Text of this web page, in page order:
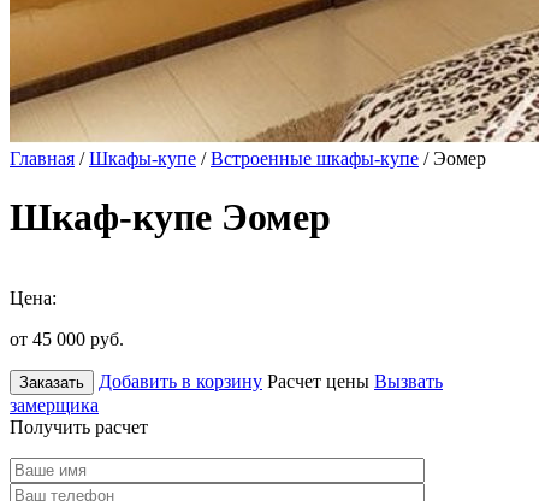
Главная /Шкафы-купе /Встроенные шкафы-купе / Эомер
Шкаф-купе Эомер
Цена:
от 45 000 руб.
Заказать Добавить в корзину Расчет цены Вызвать
замерщика
Получить расчет